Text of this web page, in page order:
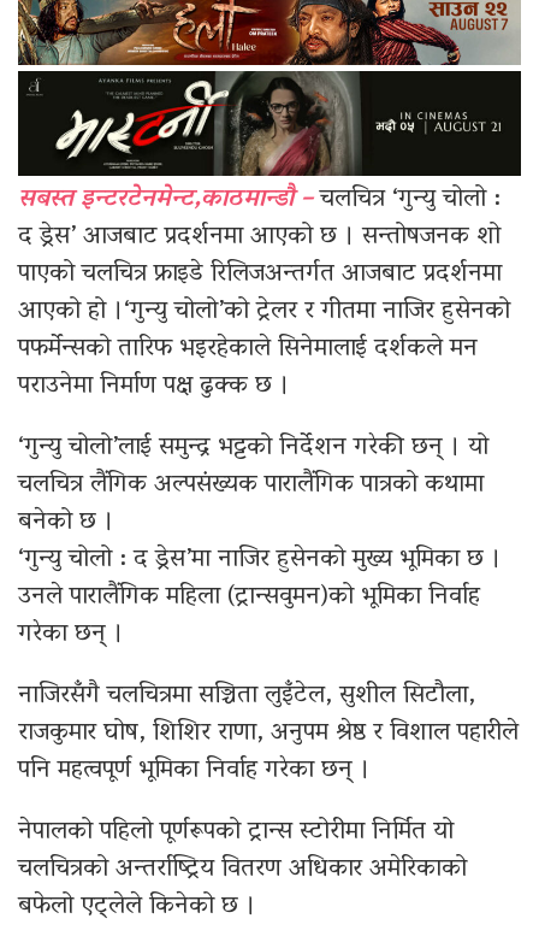
सबस्त इन्टरटेनमेन्ट,काठमान्डौ –चलचित्र ‘गुन्यु चोलो :
द ड्रेस’ आजबाट प्रदर्शनमा आएको छ । सन्तोषजनक शो
पाएको चलचित्र फ्राइडे रिलिजअन्तर्गत आजबाट प्रदर्शनमा
आएको हो ।‘गुन्यु चोलो’को ट्रेलर र गीतमा नाजिर हुसेनको
पफर्मेन्सको तारिफ भइरहेकाले सिनेमालाई दर्शकले मन
पराउनेमा निर्माण पक्ष ढुक्क छ ।
‘गुन्यु चोलो’लाई समुन्द्र भट्टको निर्देशन गरेकी छन् । यो
चलचित्र लैंगिक अल्पसंख्यक पारालैंगिक पात्रको कथामा
बनेको छ ।
‘गुन्यु चोलो : द ड्रेस’मा नाजिर हुसेनको मुख्य भूमिका छ ।
उनले पारालैंगिक महिला (ट्रान्सवुमन)को भूमिका निर्वाह
गरेका छन् ।
नाजिरसँगै चलचित्रमा सञ्चिता लुइँटेल, सुशील सिटौला,
राजकुमार घोष, शिशिर राणा, अनुपम श्रेष्ठ र विशाल पहारीले
पनि महत्वपूर्ण भूमिका निर्वाह गरेका छन् ।
नेपालको पहिलो पूर्णरूपको ट्रान्स स्टोरीमा निर्मित यो
चलचित्रको अन्तर्राष्ट्रिय वितरण अधिकार अमेरिकाको
बफेलो एट्लेले किनेको छ ।